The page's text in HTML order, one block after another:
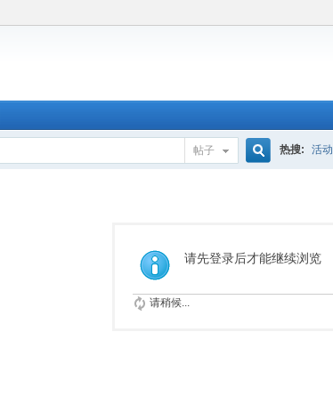
帖子
索
热搜: 活动
请先登录后才能继续浏览
请稍候...